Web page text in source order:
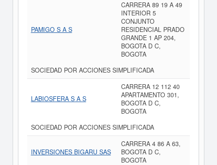
PAMIGO S A S
CARRERA 89 19 A 49
INTERIOR 5
CONJUNTO
RESIDENCIAL PRADO
GRANDE 1 AP 204,
BOGOTA D C,
BOGOTA
SOCIEDAD POR ACCIONES SIMPLIFICADA
LABIOSFERA S A S
CARRERA 12 112 40
APARTAMENTO 301,
BOGOTA D C,
BOGOTA
SOCIEDAD POR ACCIONES SIMPLIFICADA
INVERSIONES BIGARU SAS
CARRERA 4 86 A 63,
BOGOTA D C,
BOGOTA